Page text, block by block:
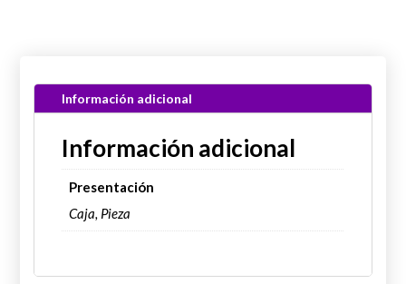
Información adicional
Información adicional
Presentación
Caja, Pieza